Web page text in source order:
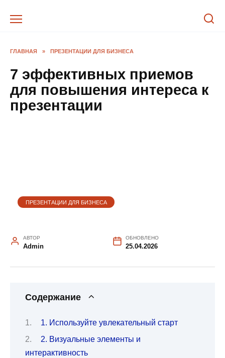
ГЛАВНАЯ » ПРЕЗЕНТАЦИИ ДЛЯ БИЗНЕСА
7 эффективных приемов
для повышения интереса к
презентации
ПРЕЗЕНТАЦИИ ДЛЯ БИЗНЕСА
АВТОР
Admin
ОБНОВЛЕНО
25.04.2026
Содержание
1. Используйте увлекательный старт
2. Визуальные элементы и
интерактивность